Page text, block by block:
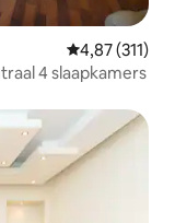
Gemiddelde
4,87 (311)
4 slaapkamers